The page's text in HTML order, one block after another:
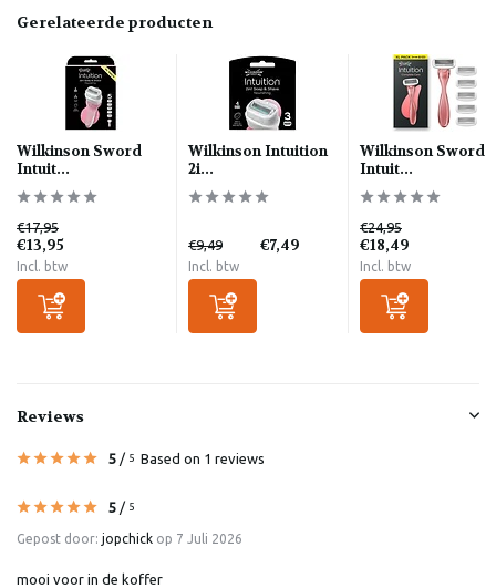
Gerelateerde producten
Wilkinson Sword
Intuit...
€17,95
€13,95
Incl. btw
Wilkinson Intuition
2i...
€9,49 €7,49
Incl. btw
Wilkinson Sword
Intuit...
€24,95
€18,49
Incl. btw
Reviews
5 / 5 Based on 1 reviews
5 / 5
Gepost door: jopchick op 7 Juli 2026
mooi voor in de koffer